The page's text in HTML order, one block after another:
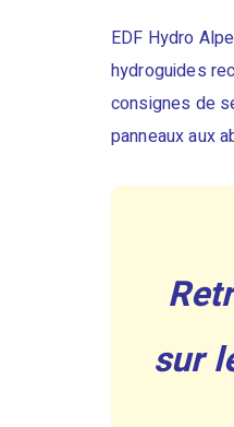
EDF Hydro
hydroguides
consignes de
panneaux aux
sur